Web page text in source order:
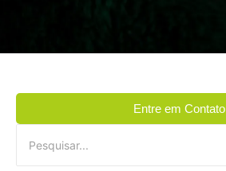
Entre em Contato